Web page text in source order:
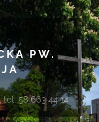
PW.
tel. 58 663 44 14